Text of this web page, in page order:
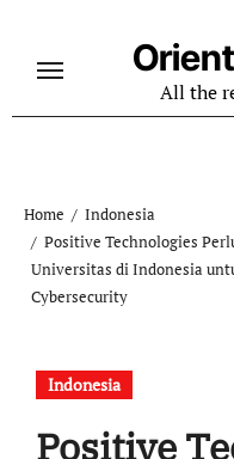
content
All the
Home
Indonesia
Positive Technologies
Universitas di Indonesia
Cybersecurity
Indonesia
Positive